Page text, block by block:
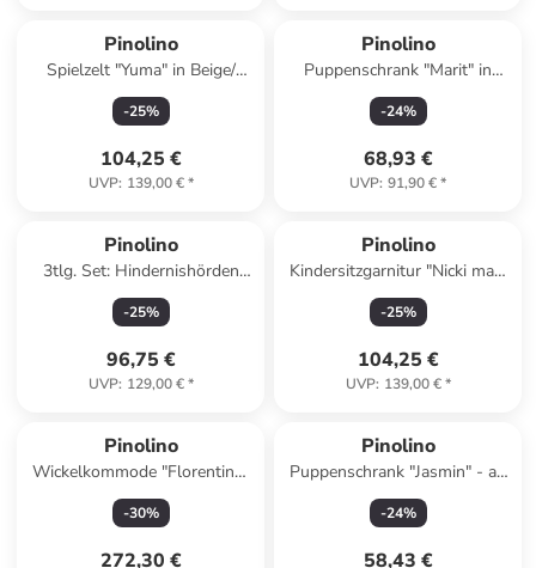
Pinolino
Spielzelt "Yuma" in Beige/
Hellblau - (B)101 x (H)106 x
(T)131 cm - ab 3 Jahren
-25%
104,25 €
UVP: 139,00 €*
Pinolino
Puppenschrank "Marit" in
Weiß - ab 3 Jahren
-24%
68,93 €
UVP: 91,90 €*
Pinolino
3tlg. Set: Hindernishörden
"Jumper" in Bunt - ab 3 Jahren
-25%
96,75 €
UVP: 129,00 €*
Pinolino
Kindersitzgarnitur "Nicki maxi
für 4" in Natur - (L)118 x
(B)119 x (H)65 cm
-25%
104,25 €
UVP: 139,00 €*
Pinolino
Wickelkommode "Florentina"
in Weiß - (B)103 x (H)180 x
(T)77 cm
-30%
272,30 €
Pinolino
Puppenschrank "Jasmin" - ab
2 Jahren
-24%
58,43 €